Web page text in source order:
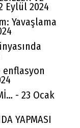
Eylül 2024
Yavaşlama
enflasyon
- 23 Ocak
YAPMASI